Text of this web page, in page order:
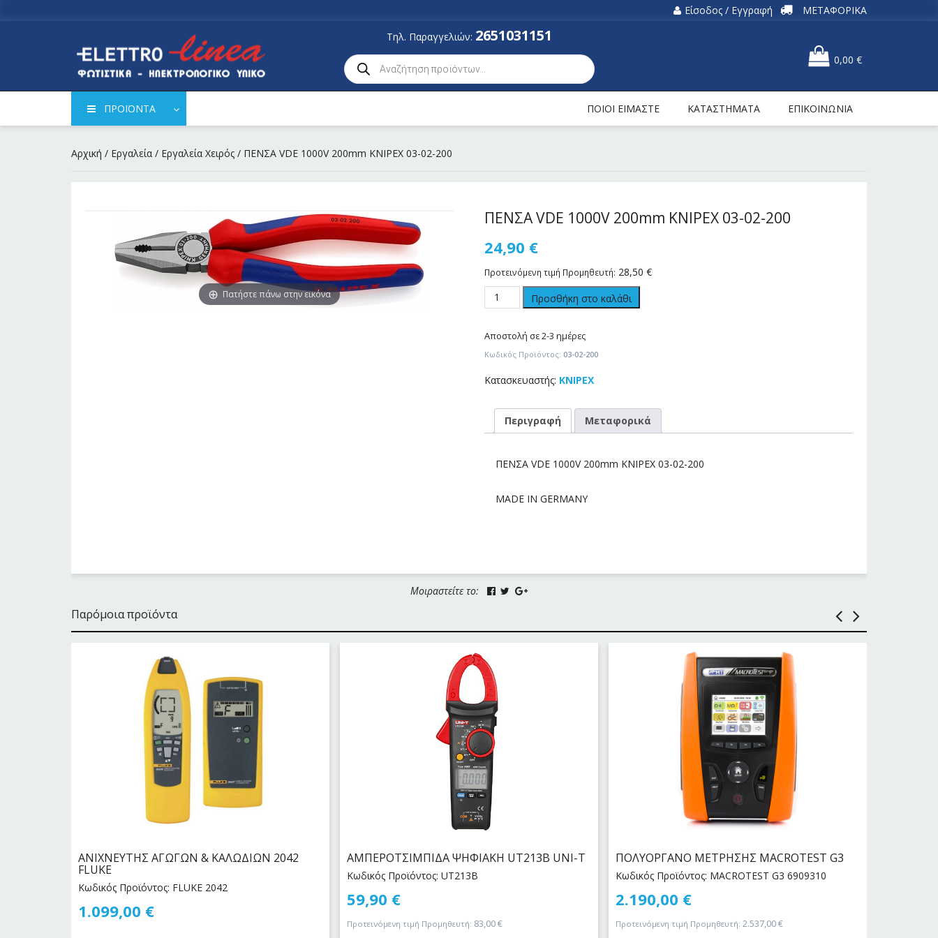
Είσοδος / Εγγραφή
ΜΕΤΑΦΟΡΙΚΑ
Τηλ. Παραγγελιών: 2651031151
0,00 €
ΠΡΟΪΟΝΤΑ ΠΟΙΟΙ ΕΙΜΑΣΤΕ ΚΑΤΑΣΤΗΜΑΤΑ ΕΠΙΚΟΙΝΩΝΙΑ
Αρχική / Εργαλεία / Εργαλεία Χειρός / ΠΕΝΣΑ VDE 1000V 200mm KNIPEX 03-02-200
Πατήστε πάνω στην εικόνα
ΠΕΝΣΑ VDE 1000V 200mm KNIPEX 03-02-200
24,90 €
Προτεινόμενη τιμή Προμηθευτή: 28,50 €
Προσθήκη στο καλάθι
Αποστολή σε 2-3 ημέρες
Κωδικός Προϊόντος: 03-02-200
Κατασκευαστής: KNIPEX
Περιγραφή Μεταφορικά
ΠΕΝΣΑ VDE 1000V 200mm KNIPEX 03-02-200
MADE IN GERMANY
Μοιραστείτε το:
Παρόμοια προϊόντα
ΑΝΙΧΝΕΥΤΗΣ ΑΓΩΓΩΝ & ΚΑΛΩΔΙΩΝ 2042
FLUKE
Κωδικός Προϊόντος: FLUKE 2042
1.099,00 €
ΑΜΠΕΡΟΤΣΙΜΠΙΔΑ ΨΗΦΙΑΚΗ UT213B UNI-T
Κωδικός Προϊόντος: UT213B
59,90 €
Προτεινόμενη τιμή Προμηθευτή: 83,00€
ΠΟΛΥΟΡΓΑΝΟ ΜΕΤΡΗΣΗΣ MACROTEST G3
Κωδικός Προϊόντος: MACROTEST G3 6909310
2.190,00 €
Προτεινόμενη τιμή Προμηθευτή: 2.537,00€